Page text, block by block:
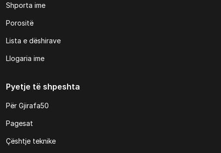
Shporta ime
Porositë
Lista e dëshirave
Llogaria ime
Pyetje të shpeshta
Për Gjirafa50
Pagesat
Çështje teknike